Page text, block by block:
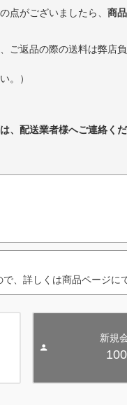
点がございましたら、 商
ご返品の際の送料は弊店
。）
、配送業者様へご連絡く
、詳しくは商品ページに
新規